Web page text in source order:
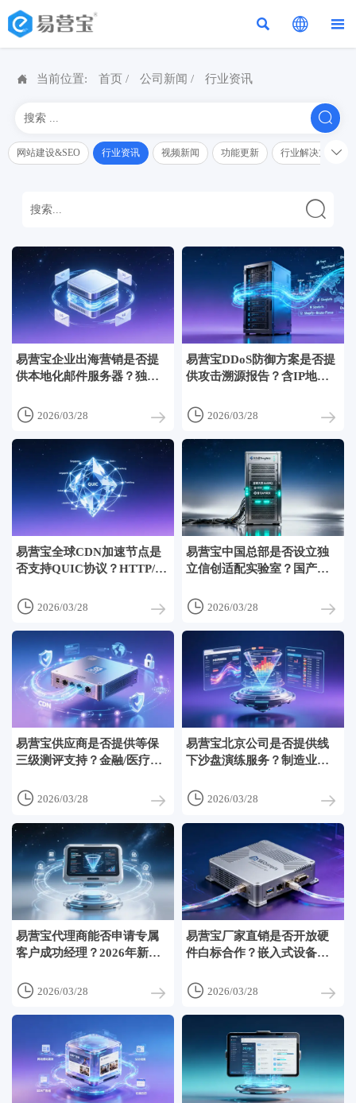
  
 当前位置: 首页 / 公司新闻 / 行业资讯

网站建设&SEO 行业资讯 视频新闻 功能更新 行业解决方案解读


易营宝企业出海营销是否提
供本地化邮件服务器？独立
 2026/03/28
易营宝DDoS防御方案是否提
供攻击溯源报告？含IP地理
 2026/03/28
易营宝全球CDN加速节点是
否支持QUIC协议？HTTP/3
 2026/03/28
易营宝中国总部是否设立独
立信创适配实验室？国产化
 2026/03/28
易营宝供应商是否提供等保
三级测评支持？金融/医疗行
 2026/03/28
易营宝北京公司是否提供线
下沙盘演练服务？制造业出
 2026/03/28
易营宝代理商能否申请专属
客户成功经理？2026年新增
 2026/03/28
易营宝厂家直销是否开放硬
件白标合作？嵌入式设备厂
 2026/03/28